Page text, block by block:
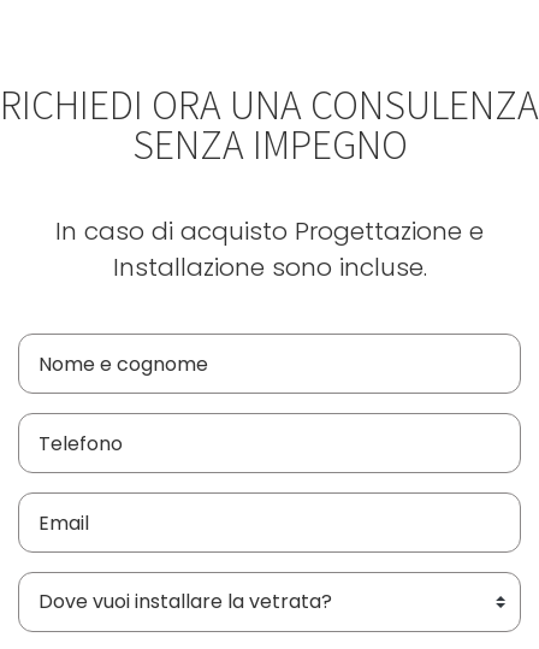
RICHIEDI ORA UNA CONSULENZA
SENZA IMPEGNO
In caso di acquisto Progettazione e
Installazione sono incluse.
Dove vuoi installare le vetrate?